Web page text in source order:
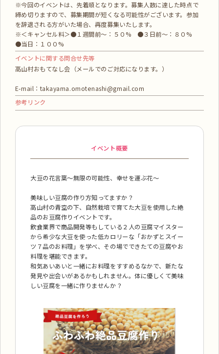
※今回のイベントは、先着順となります。募集人数に達した時点で
締め切りますので、募集期間が短くなる可能性がございます。参加
を辞退される方がいた場合、再度募集いたします。
※＜キャンセル料＞●１週間前～：５０% ●３日前～：８０%
●当日：１００%
イベントに関する問合せ先等
高山村おもてなし会（メールでのご対応になります。）
E-mail：takayama.omotenashi@gmail.com
参考リンク
イベント概要
大豆の花言葉～無限の可能性、幸せを運ぶ花～
美味しい豆腐の作り方知ってますか？
高山村の青空の下、自然栽培で育てた大豆を使用した絶
品のお豆腐作りイベントです。
飲食業界で商品開発等もしている２人の豆腐マイスター
から希少な大豆を使った低カロリーな「おかずとスイー
ツ７品のお料理」を学べ、その場でできたての豆腐やお
料理を堪能できます。
和気あいあいと一緒にお料理をすすめるなかで、新たな
発見や出会いがあるかもしれません。体に優しくて美味
しい豆腐を一緒に作りませんか？